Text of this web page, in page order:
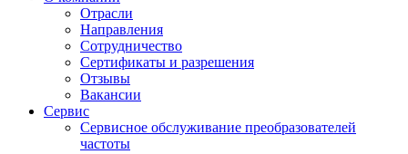
Отрасли
Направления
Сотрудничество
Сертификаты и разрешения
Отзывы
Вакансии
Сервис
Сервисное обслуживание преобразователей
частоты